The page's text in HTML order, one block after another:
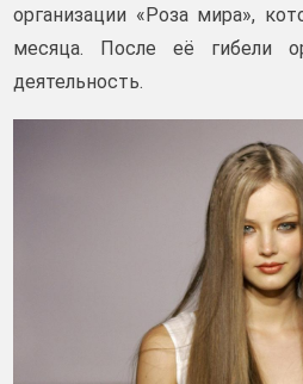
организации «Роза мира»,
месяца. После её гибели
деятельность.